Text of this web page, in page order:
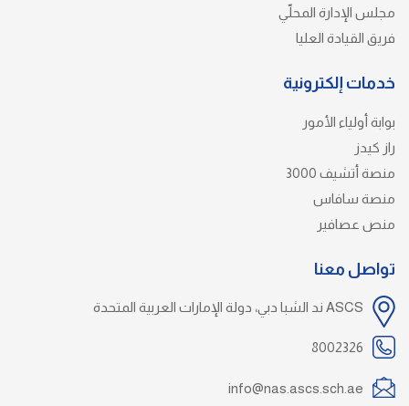
مجلس الإدارة المحلّي
فريق القيادة العليا
خدمات إلكترونية
بوابة أولياء الأمور
راز كيدز
منصة أتشيف 3000
منصة سافاس
منص عصافير
تواصل معنا
ASCS ند الشبا دبي، دولة الإمارات العربية المتحدة
8002326
info@nas.ascs.sch.ae